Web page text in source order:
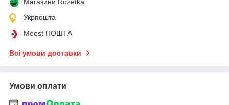
Укрпошта
Meest ПОШТА
Всі умови доставки
Умови оплати